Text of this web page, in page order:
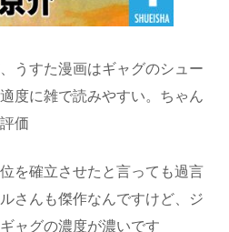
うすた漫画はギャグのシュー
度に雑で読みやすい。ちゃん
価
を確立させたと言っても過言
さんも傑作なんですけど、ジ
ャグの濃度が濃いです